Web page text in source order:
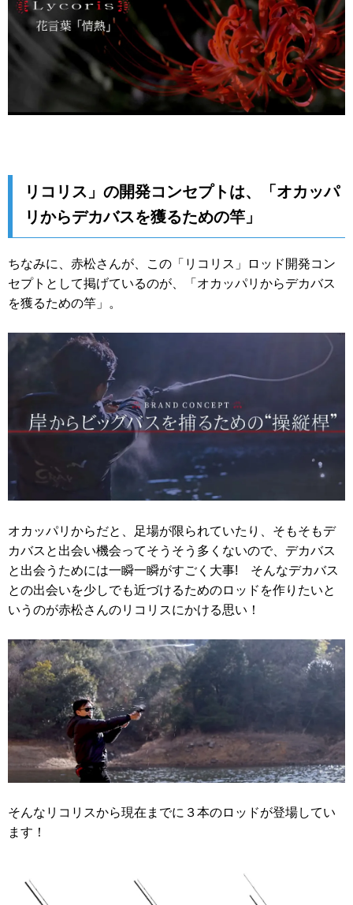
リコリス」の開発コンセプトは、「オカッパ
リからデカバスを獲るための竿」
ちなみに、赤松さんが、この「リコリス」ロッド開発コン
セプトとして掲げているのが、「オカッパリからデカバス
を獲るための竿」。
オカッパリからだと、足場が限られていたり、そもそもデ
カバスと出会い機会ってそうそう多くないので、デカバス
と出会うためには一瞬一瞬がすごく大事! そんなデカバス
との出会いを少しでも近づけるためのロッドを作りたいと
いうのが赤松さんのリコリスにかける思い！
そんなリコリスから現在までに３本のロッドが登場してい
ます！